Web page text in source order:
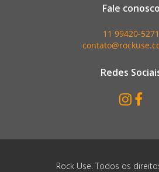
Fale conosco
11 99420-5271
Redes
Rock Use. Todos os